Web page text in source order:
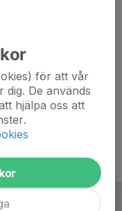
för att vår
De används
hjälpa oss att